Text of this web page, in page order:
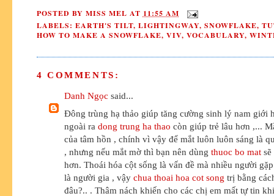
POSTED BY MISS MEL AT11:55 AM
LABELS: EARTH'S TILT, LIGHTINGWAY, SNOWFLAKE,
HOW TO MAKE A SNOWFLAKE, VIV, VOCABULARY,
4 COMMENTS:
Danh Ngọc said...
Đông trùng hạ thảo giúp tăng cường sinh lý nam giới
ngoài ra dong trung ha thao còn giúp trẻ lâu hơn ,...
của tâm hồn , chính vì vậy để mắt luôn luôn sáng là
, nhưng nếu mắt mờ thì bạn nên dùng thuoc bo mat
hơn. Thoái hóa cột sống là vấn đề mà nhiều người
là người gia , vậy chua thoai hoa cot song trị bằng
đâu?.. . Thâm nách khiến cho các chị em mất tự tin